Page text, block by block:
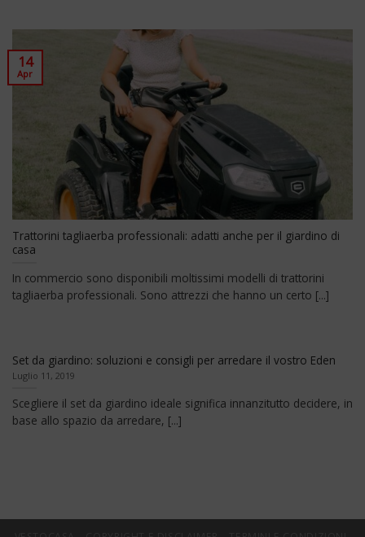
Trattorini tagliaerba professionali: adatti anche per il giardino di
casa
In commercio sono disponibili moltissimi modelli di trattorini
tagliaerba professionali. Sono attrezzi che hanno un certo [...]
14
Apr
Set da giardino: soluzioni e consigli per arredare il vostro Eden
Luglio 11, 2019
Scegliere il set da giardino ideale significa innanzitutto decidere, in
base allo spazio da arredare, [...]